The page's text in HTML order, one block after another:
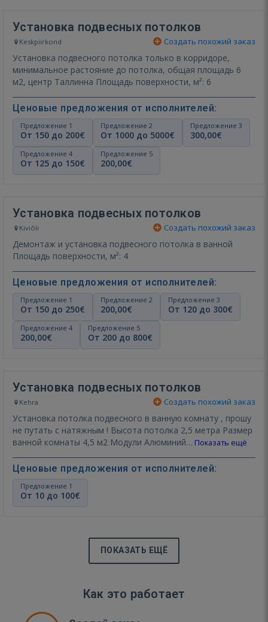
Установка подвесных потолков
Keskpiirkond Создать похожий заказ
Установка подвесного потолка только в корридоре,
минимальное растояние до потолка, общая площадь 6
м2, центр Таллинна Площадь поверхности, м²: 6
Ценовые предложения от исполнителей:
Предложение 1
От 150 до 200€
Предложение 2
От 1000 до 5000€
Предложение 3
300,00€
Предложение 4
От 125 до 150€
Предложение 5
200,00€
Установка подвесных потолков
Kiviõli Создать похожий заказ
Демонтаж и установка подвесного потолка в ванной
Площадь поверхности, м²: 4
Ценовые предложения от исполнителей:
Предложение 1
От 150 до 250€
Предложение 2
200,00€
Предложение 3
От 120 до 300€
Предложение 4
200,00€
Предложение 5
От 200 до 800€
Установка подвесных потолков
Kehra Создать похожий заказ
Установка потолка подвесного в ванную комнату , прошу
не путать с натяжным ! Высота потолка 2,5 метра Размер
ванной комнаты 4,5 м2 Модули Алюминий… Показать ещё
Ценовые предложения от исполнителей:
Предложение 1
От 10 до 100€
ПОКАЗАТЬ ЕЩЁ
Как это работает